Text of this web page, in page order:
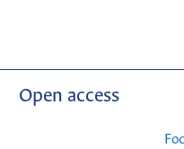
Open access